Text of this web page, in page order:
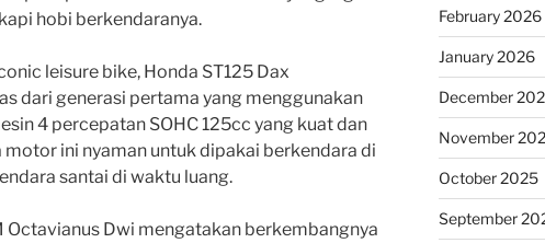
hobi berkendaranya.
leisure bike, Honda ST125 Dax
dari generasi pertama yang menggunakan
4 percepatan SOHC 125cc yang kuat dan
ini nyaman untuk dipakai berkendara di
santai di waktu luang.
Dwi mengatakan berkembangnya
February 2026
January 2026
December
November
October 2025
September